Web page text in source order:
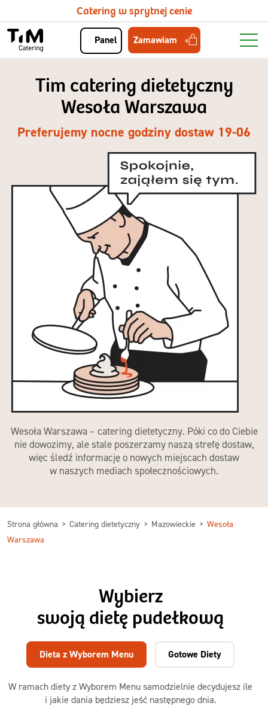
Catering w sprytnej cenie
Panel Zamawiam
Tim catering dietetyczny
Wesoła Warszawa
Preferujemy nocne godziny dostaw 19-06
Wesoła Warszawa – catering dietetyczny. Póki co do Ciebie
nie dowozimy, ale stale poszerzamy naszą strefę dostaw,
więc śledź informację o nowych miejscach dostaw
w naszych mediach społecznościowych.
Strona główna Catering dietetyczny Mazowieckie
Wesoła
Warszawa
Wybierz
swoją dietę pudełkową
W ramach diety z Wyborem Menu samodzielnie decydujesz ile
i jakie dania będziesz jeść następnego dnia.
Dieta z Wyborem Menu Gotowe Diety